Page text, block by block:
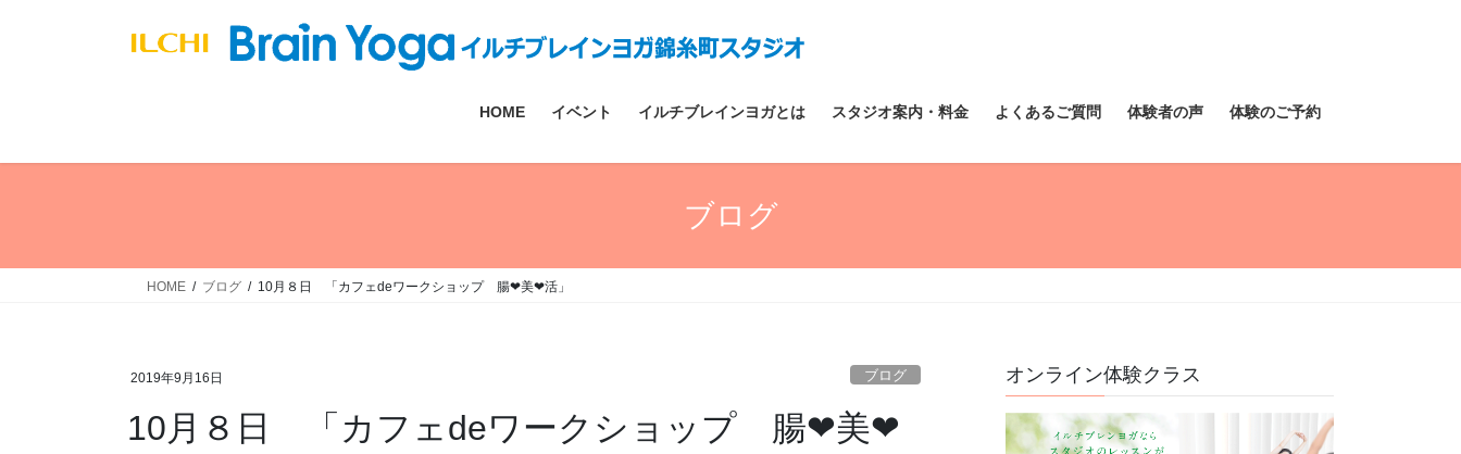
ス
ン
HOME イベント イルチブレインヨガとは スタジオ案内・料金 よくあるご質問 体験者の声 体験のご予約
ブログ
HOME ブログ 10月８日 「カフェdeワークショップ 腸❤美❤活」
2019年9月16日 ブログ
10月８日 「カフェdeワークショップ 腸❤美❤
オンライン体験クラス